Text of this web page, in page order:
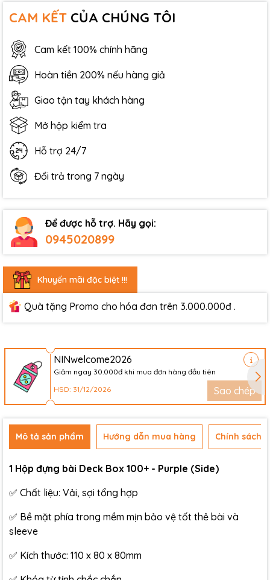
CAM KẾT CỦA CHÚNG TÔI
Cam kết 100% chính hãng
Hoàn tiền 200% nếu hàng giả
Giao tận tay khách hàng
Mở hộp kiểm tra
Hỗ trợ 24/7
Đổi trả trong 7 ngày
Để được hỗ trợ. Hãy gọi:
0945020899
Khuyến mãi đặc biệt !!!
Quà tặng Promo cho hóa đơn trên 3.000.000đ .
NINwelcome2026
Giảm ngay 30.000đ khi mua đơn hàng đầu tiên
HSD: 31/12/2026
Sao chép
Mô tả sản phẩm Hướng dẫn mua hàng Chính sách
1 Hộp đựng bài Deck Box 100+ - Purple (Side)
✅ Chất liệu: Vải, sợi tổng hợp
✅ Bề mặt phía trong mềm mịn bảo vệ tốt thẻ bài và
sleeve
✅ Kích thước: 110 x 80 x 80mm